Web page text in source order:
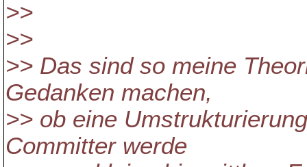
>>
>>
>> Das sind so meine
Gedanken machen,
>> ob eine
Committer werde